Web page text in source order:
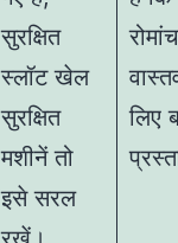
सुरक्षित
स्लॉट खेल
सुरक्षित
मशीनें तो
इसे सरल
लिए